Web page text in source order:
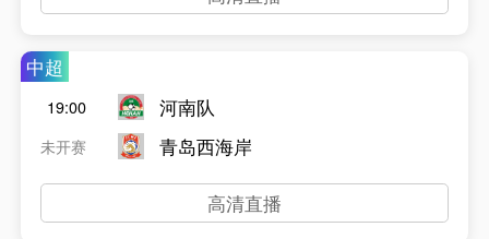
中超
19:00
未开赛
河南队
青岛西海岸
高清直播